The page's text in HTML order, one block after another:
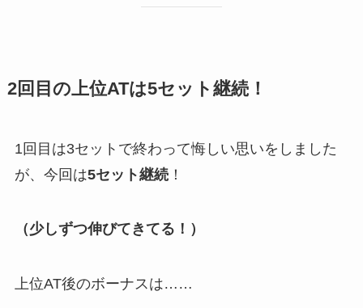
2回目の上位ATは5セット継続！
1回目は3セットで終わって悔しい思いをしました
が、今回は5セット継続！
（少しずつ伸びてきてる！）
上位AT後のボーナスは……